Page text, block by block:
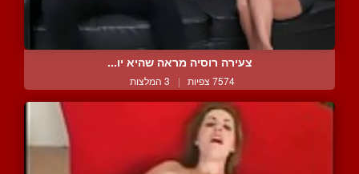
צעירה רוסיה מראה שהיא יו...
7574 צפיות | 3 המלצות